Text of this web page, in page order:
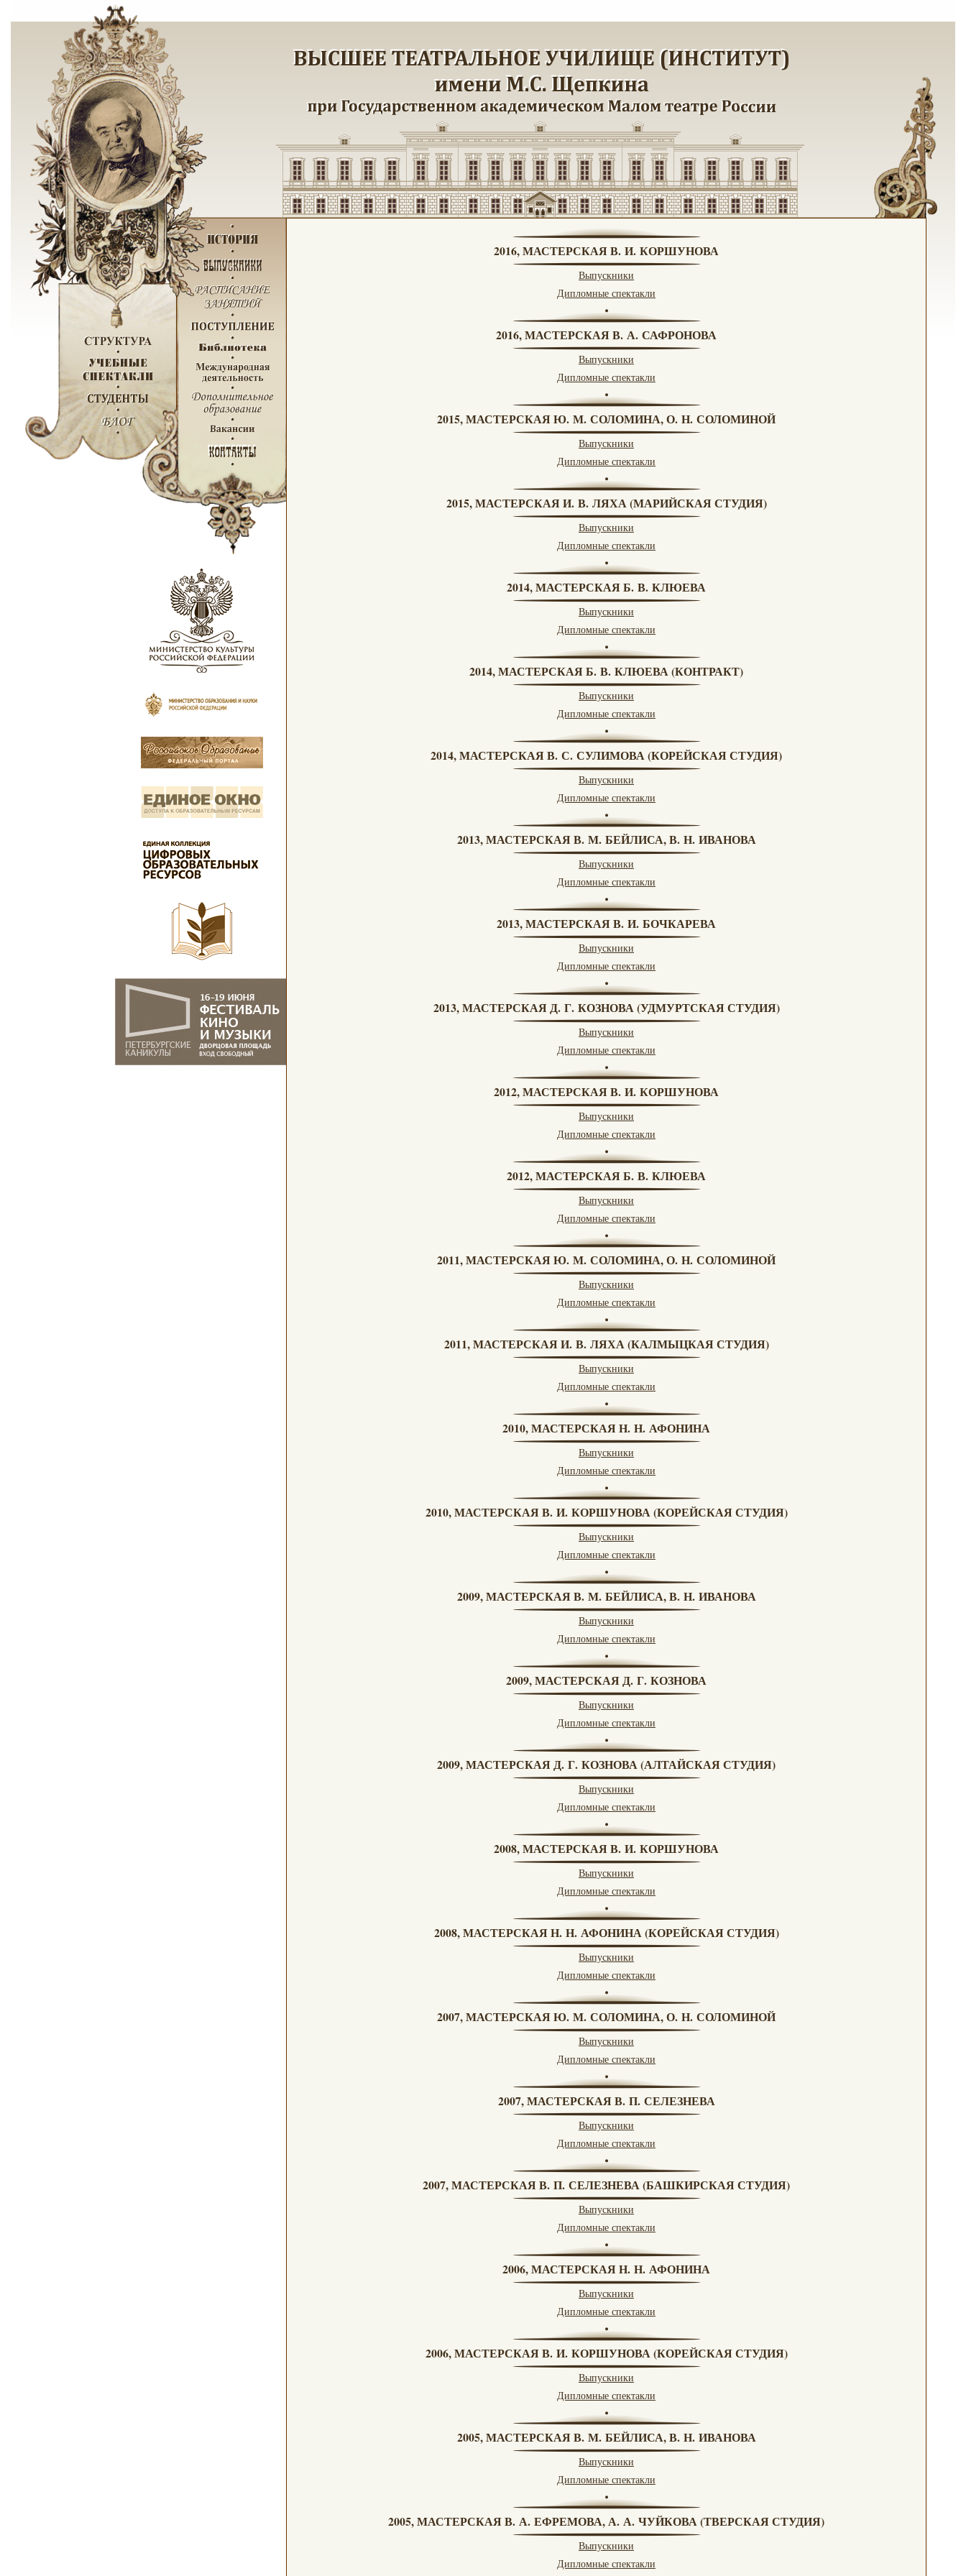
2016, МАСТЕРСКАЯ В. И. КОРШУНОВА
Выпускники
Дипломные спектакли
2016, МАСТЕРСКАЯ В. А. САФРОНОВА
Выпускники
Дипломные спектакли
2015, МАСТЕРСКАЯ Ю. М. СОЛОМИНА, О. Н. СОЛОМИНОЙ
Выпускники
Дипломные спектакли
2015, МАСТЕРСКАЯ И. В. ЛЯХА (МАРИЙСКАЯ СТУДИЯ)
Выпускники
Дипломные спектакли
2014, МАСТЕРСКАЯ Б. В. КЛЮЕВА
Выпускники
Дипломные спектакли
2014, МАСТЕРСКАЯ Б. В. КЛЮЕВА (КОНТРАКТ)
Выпускники
Дипломные спектакли
2014, МАСТЕРСКАЯ В. С. СУЛИМОВА (КОРЕЙСКАЯ СТУДИЯ)
Выпускники
Дипломные спектакли
2013, МАСТЕРСКАЯ В. М. БЕЙЛИСА, В. Н. ИВАНОВА
Выпускники
Дипломные спектакли
2013, МАСТЕРСКАЯ В. И. БОЧКАРЕВА
Выпускники
Дипломные спектакли
2013, МАСТЕРСКАЯ Д. Г. КОЗНОВА (УДМУРТСКАЯ СТУДИЯ)
Выпускники
Дипломные спектакли
2012, МАСТЕРСКАЯ В. И. КОРШУНОВА
Выпускники
Дипломные спектакли
2012, МАСТЕРСКАЯ Б. В. КЛЮЕВА
Выпускники
Дипломные спектакли
2011, МАСТЕРСКАЯ Ю. М. СОЛОМИНА, О. Н. СОЛОМИНОЙ
Выпускники
Дипломные спектакли
2011, МАСТЕРСКАЯ И. В. ЛЯХА (КАЛМЫЦКАЯ СТУДИЯ)
Выпускники
Дипломные спектакли
2010, МАСТЕРСКАЯ Н. Н. АФОНИНА
Выпускники
Дипломные спектакли
2010, МАСТЕРСКАЯ В. И. КОРШУНОВА (КОРЕЙСКАЯ СТУДИЯ)
Выпускники
Дипломные спектакли
2009, МАСТЕРСКАЯ В. М. БЕЙЛИСА, В. Н. ИВАНОВА
Выпускники
Дипломные спектакли
2009, МАСТЕРСКАЯ Д. Г. КОЗНОВА
Выпускники
Дипломные спектакли
2009, МАСТЕРСКАЯ Д. Г. КОЗНОВА (АЛТАЙСКАЯ СТУДИЯ)
Выпускники
Дипломные спектакли
2008, МАСТЕРСКАЯ В. И. КОРШУНОВА
Выпускники
Дипломные спектакли
2008, МАСТЕРСКАЯ Н. Н. АФОНИНА (КОРЕЙСКАЯ СТУДИЯ)
Выпускники
Дипломные спектакли
2007, МАСТЕРСКАЯ Ю. М. СОЛОМИНА, О. Н. СОЛОМИНОЙ
Выпускники
Дипломные спектакли
2007, МАСТЕРСКАЯ В. П. СЕЛЕЗНЕВА
Выпускники
Дипломные спектакли
2007, МАСТЕРСКАЯ В. П. СЕЛЕЗНЕВА (БАШКИРСКАЯ СТУДИЯ)
Выпускники
Дипломные спектакли
2006, МАСТЕРСКАЯ Н. Н. АФОНИНА
Выпускники
Дипломные спектакли
2006, МАСТЕРСКАЯ В. И. КОРШУНОВА (КОРЕЙСКАЯ СТУДИЯ)
Выпускники
Дипломные спектакли
2005, МАСТЕРСКАЯ В. М. БЕЙЛИСА, В. Н. ИВАНОВА
Выпускники
Дипломные спектакли
2005, МАСТЕРСКАЯ В. А. ЕФРЕМОВА, А. А. ЧУЙКОВА (ТВЕРСКАЯ СТУДИЯ)
Выпускники
Дипломные спектакли